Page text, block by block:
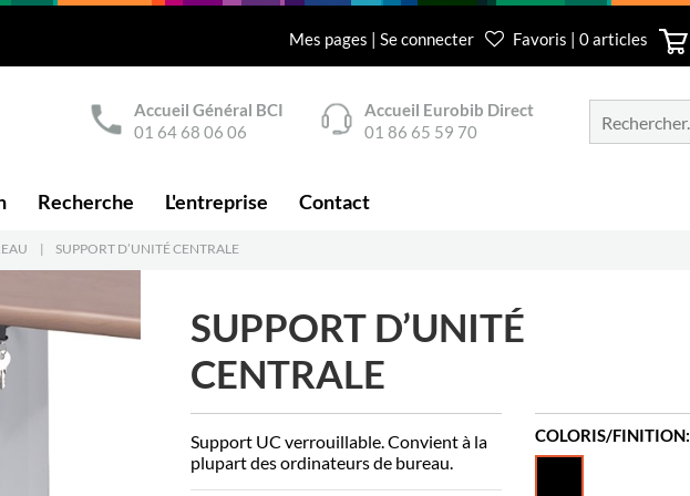
Mes pages | Se connecter Favoris | 0 articles
Accueil Général BCI
01 64 68 06 06
Accueil Eurobib Direct
01 86 65 59 70
Recherche L'entreprise Contact
| SUPPORT D’UNITÉ CENTRALE
SUPPORT D’UNITÉ
CENTRALE
Support UC verrouillable. Convient à la
plupart des ordinateurs de bureau.
COLORIS/FINITION: